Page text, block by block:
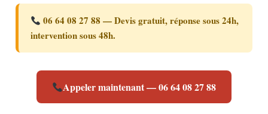
06 64 08 27 88 — Devis gratuit, réponse sous 24h,
intervention sous 48h.
Appeler maintenant — 06 64 08 27 88